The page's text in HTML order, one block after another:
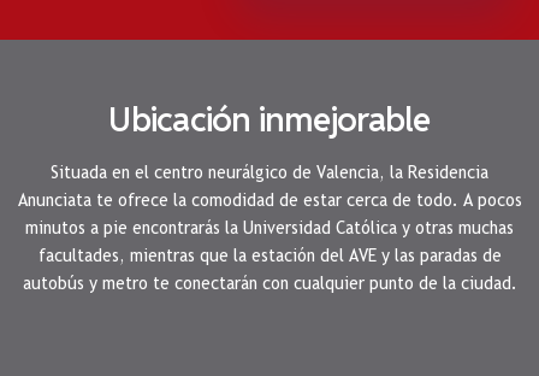
Ubicación inmejorable
Situada en el centro neurálgico de Valencia, la Residencia
Anunciata te ofrece la comodidad de estar cerca de todo. A pocos
minutos a pie encontrarás la Universidad Católica y otras muchas
facultades, mientras que la estación del AVE y las paradas de
autobús y metro te conectarán con cualquier punto de la ciudad.